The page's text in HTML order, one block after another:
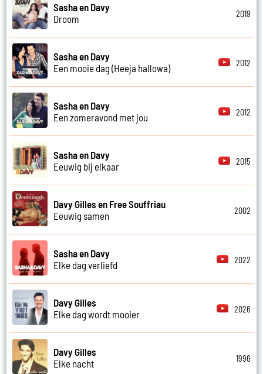
Sasha en Davy
Droom
2019
Sasha en Davy
Een mooie dag (Heeja hallowa)
2012
Sasha en Davy
Een zomeravond met jou
2012
Sasha en Davy
Eeuwig bij elkaar
2015
Davy Gilles en Free Souffriau
Eeuwig samen
2002
Sasha en Davy
Elke dag verliefd
2022
Davy Gilles
Elke dag wordt mooier
2026
Davy Gilles
Elke nacht
1996